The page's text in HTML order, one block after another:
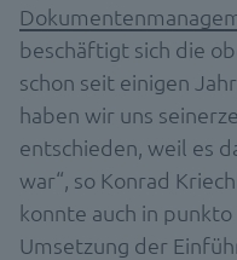
beschäftigt sich die
schon seit einigen
haben wir uns
entschieden, weil es
war“, so Konrad
konnte auch in
Umsetzung der